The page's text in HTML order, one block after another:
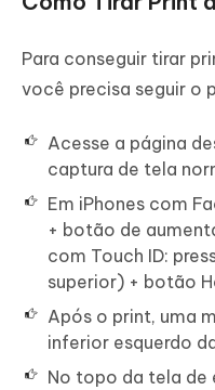
Para conseguir tirar
você precisa seguir o
Acesse a página
captura de tela
Em iPhones com
+ botão de
com Touch ID:
superior) + botão
Após o print, uma
inferior esquerdo
No topo da tela de